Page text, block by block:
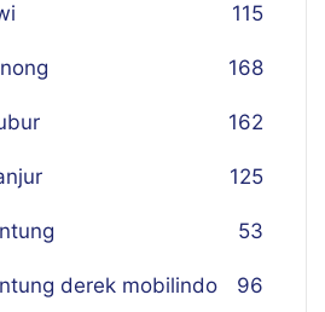
115
168
162
125
53
derek mobilindo 96